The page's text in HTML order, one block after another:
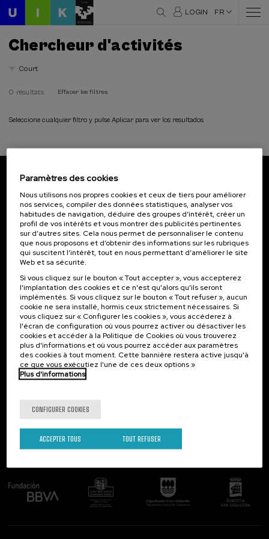
LOGIN FR
Chercheur d'activités
Court
0 résultats Effacer les filtres
Seleccione cualquier filtro y pulse Aplicar para ver los resultados
Inscrivez-vous pour être le premier à recevoir les
actualités de l'UIK.
S'abonner
Contact
Palacio Miramar
Paseo de Miraconcha, 48
20007 Donostia / San Sebastián
Gipuzkoa, Spain
Contactez-nous!
Intéressant...
Activités précédentes
Suivez-nous
Paramètres des cookies
Nous utilisons nos propres cookies et ceux de tiers pour améliorer
nos services, compiler des données statistiques, analyser vos
habitudes de navigation, déduire des groupes d’intérêt, créer un
profil de vos intérêts et vous montrer des publicités pertinentes
sur d’autres sites. Cela nous permet de personnaliser le contenu
que nous proposons et d’obtenir des informations sur les rubriques
qui suscitent l’intérêt, tout en nous permettant d’améliorer le site
Web et sa sécurité.
Si vous cliquez sur le bouton « Tout accepter », vous accepterez
l'implantation des cookies et ce n'est qu'alors qu'ils seront
implémentés. Si vous cliquez sur le bouton « Tout refuser », aucun
cookie ne sera installé, hormis ceux strictement nécessaires. Si
vous cliquez sur « Configurer les cookies », vous accéderez à
l'écran de configuration où vous pourrez activer ou désactiver les
cookies et accéder à la Politique de Cookies où vous trouverez
plus d'informations et où vous pourrez accéder aux paramètres
des cookies à tout moment. Cette bannière restera active jusqu'à
ce que vous exécutiez l'une de ces deux options »
Plus d'informations
CONFIGURER COOKIES
TOUT REFUSER
ACCEPTER TOUS